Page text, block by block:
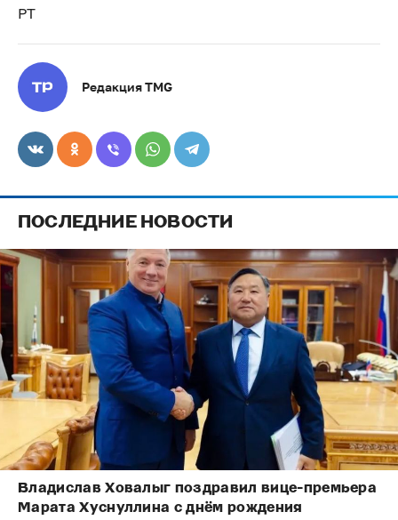
РТ
Редакция TMG
ПОСЛЕДНИЕ НОВОСТИ
Владислав Ховалыг поздравил вице-премьера
Марата Хуснуллина с днём рождения